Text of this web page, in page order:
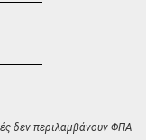
δεν περιλαμβάνουν ΦΠΑ